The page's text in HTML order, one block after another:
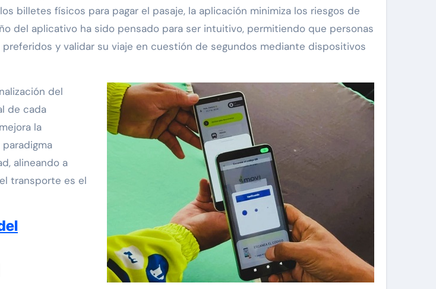
billetes físicos para pagar el pasaje, la aplicación minimiza los riesgos de
del aplicativo ha sido pensado para ser intuitivo, permitiendo que personas
y validar su viaje en cuestión de segundos mediante dispositivos
del
de cada
la
alineando a
transporte es el